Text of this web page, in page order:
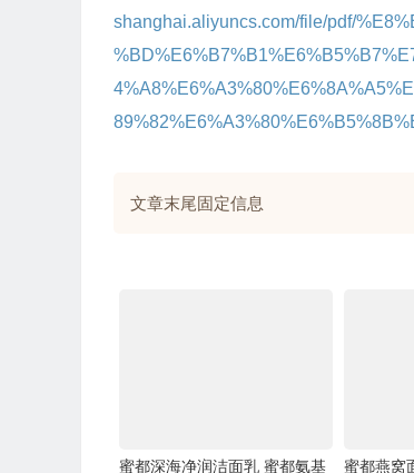
shanghai.aliyuncs.com/file/pdf/
文章末尾固定信息
蜜都深海净润洁面乳 蜜都氨基
蜜都燕窝